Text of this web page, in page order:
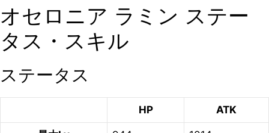
オセロニア ラミン ステー
タス・スキル
ステータス
HP ATK